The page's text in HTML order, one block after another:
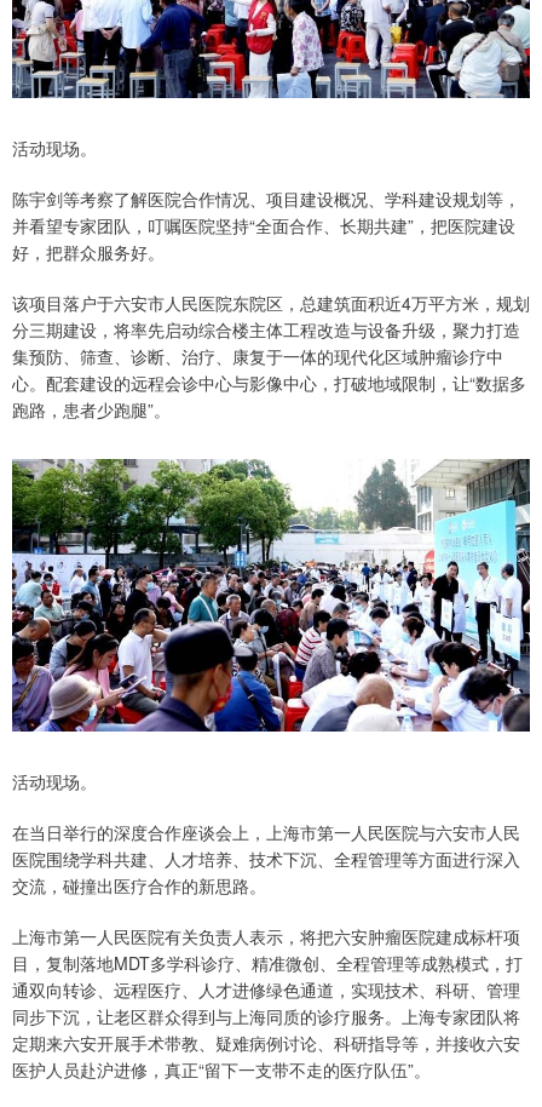
活动现场。
陈宇剑等考察了解医院合作情况、项目建设概况、学科建设规划等，
并看望专家团队，叮嘱医院坚持“全面合作、长期共建”，把医院建设
好，把群众服务好。
该项目落户于六安市人民医院东院区，总建筑面积近4万平方米，规划
分三期建设，将率先启动综合楼主体工程改造与设备升级，聚力打造
集预防、筛查、诊断、治疗、康复于一体的现代化区域肿瘤诊疗中
心。配套建设的远程会诊中心与影像中心，打破地域限制，让“数据多
跑路，患者少跑腿”。
活动现场。
在当日举行的深度合作座谈会上，上海市第一人民医院与六安市人民
医院围绕学科共建、人才培养、技术下沉、全程管理等方面进行深入
交流，碰撞出医疗合作的新思路。
上海市第一人民医院有关负责人表示，将把六安肿瘤医院建成标杆项
目，复制落地MDT多学科诊疗、精准微创、全程管理等成熟模式，打
通双向转诊、远程医疗、人才进修绿色通道，实现技术、科研、管理
同步下沉，让老区群众得到与上海同质的诊疗服务。上海专家团队将
定期来六安开展手术带教、疑难病例讨论、科研指导等，并接收六安
医护人员赴沪进修，真正“留下一支带不走的医疗队伍”。